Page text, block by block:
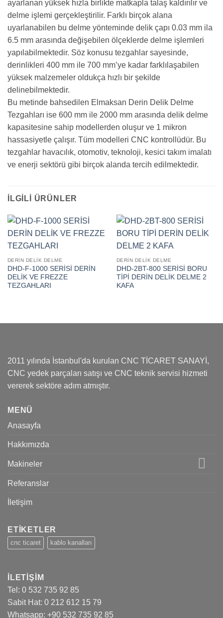
ayarlanan yüksek hızla birlikte matkapla talaş kaldırılır ve
delme işlemi gerçekleştirilir. Farklı birçok alana
uyarlanabilen bu delme yönteminde delik çapı 0.03 mm ila
6.5 mm arasında değişebilen ölçeklerde delme işlemleri
yapılabilmektedir. Söz konusu tezgahlar sayesinde,
derinlikleri 400 mm ile 700 mm’ye kadar farklılaşabilen
yüksek malzemeler oldukça hızlı bir şekilde
delinebilmektedir.
Bu metinde bahsedilen Elmaksan Derin Delik Delme
Tezgahları ise 600 mm ile 2000 mm arasında delik delme
kapasitesine sahip modellerden oluşur ve 1 mikron
hassasiyetle çalışır. Tüm modelleri CNC kontrollüdür. Bu
tezgahlar havacılık, otomotiv, teknoloji, kesici takım imalatı
ve enerji sektörü gibi birçok alanda tercih edilmektedir.
İLGILI ÜRÜNLER
DERİN DELİK DELME
DHD-F-1000 SERİSİ DERİN
DELİK VE FREZZE
TEZGAHLARI
DERİN DELİK DELME
DHD-2BT-800 SERİSİ BORU
TİPİ DERİN DELİK DELME 2
KAFA
2011 yılında İstanbul'da kurulan CNC TİCARET SANAYİ,
CNC yedek parçaları satışı ve CNC teknik servisi hizmeti
vererek sektöre adım atmıştır.
MENÜ
Anasayfa
Hakkımızda
Makineler
Referanslar
İletişim
ETİKETLER
cnc ticaret kablo kanalları
İLETİŞİM
Tel: 0 532 735 92 85
Sabit Hat: 0 212 612 15 79
Whatsapp: +90 532 735 92 85